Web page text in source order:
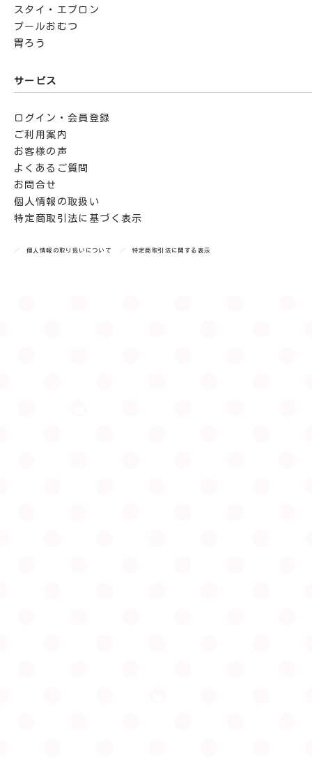
スタイ・エプロン
プールおむつ
胃ろう
サービス
ログイン・会員登録
ご利用案内
お客様の声
よくあるご質問
お問合せ
個人情報の取扱い
特定商取引法に基づく表示
個人情報の取り扱いについて 特定商取引法に関する表示